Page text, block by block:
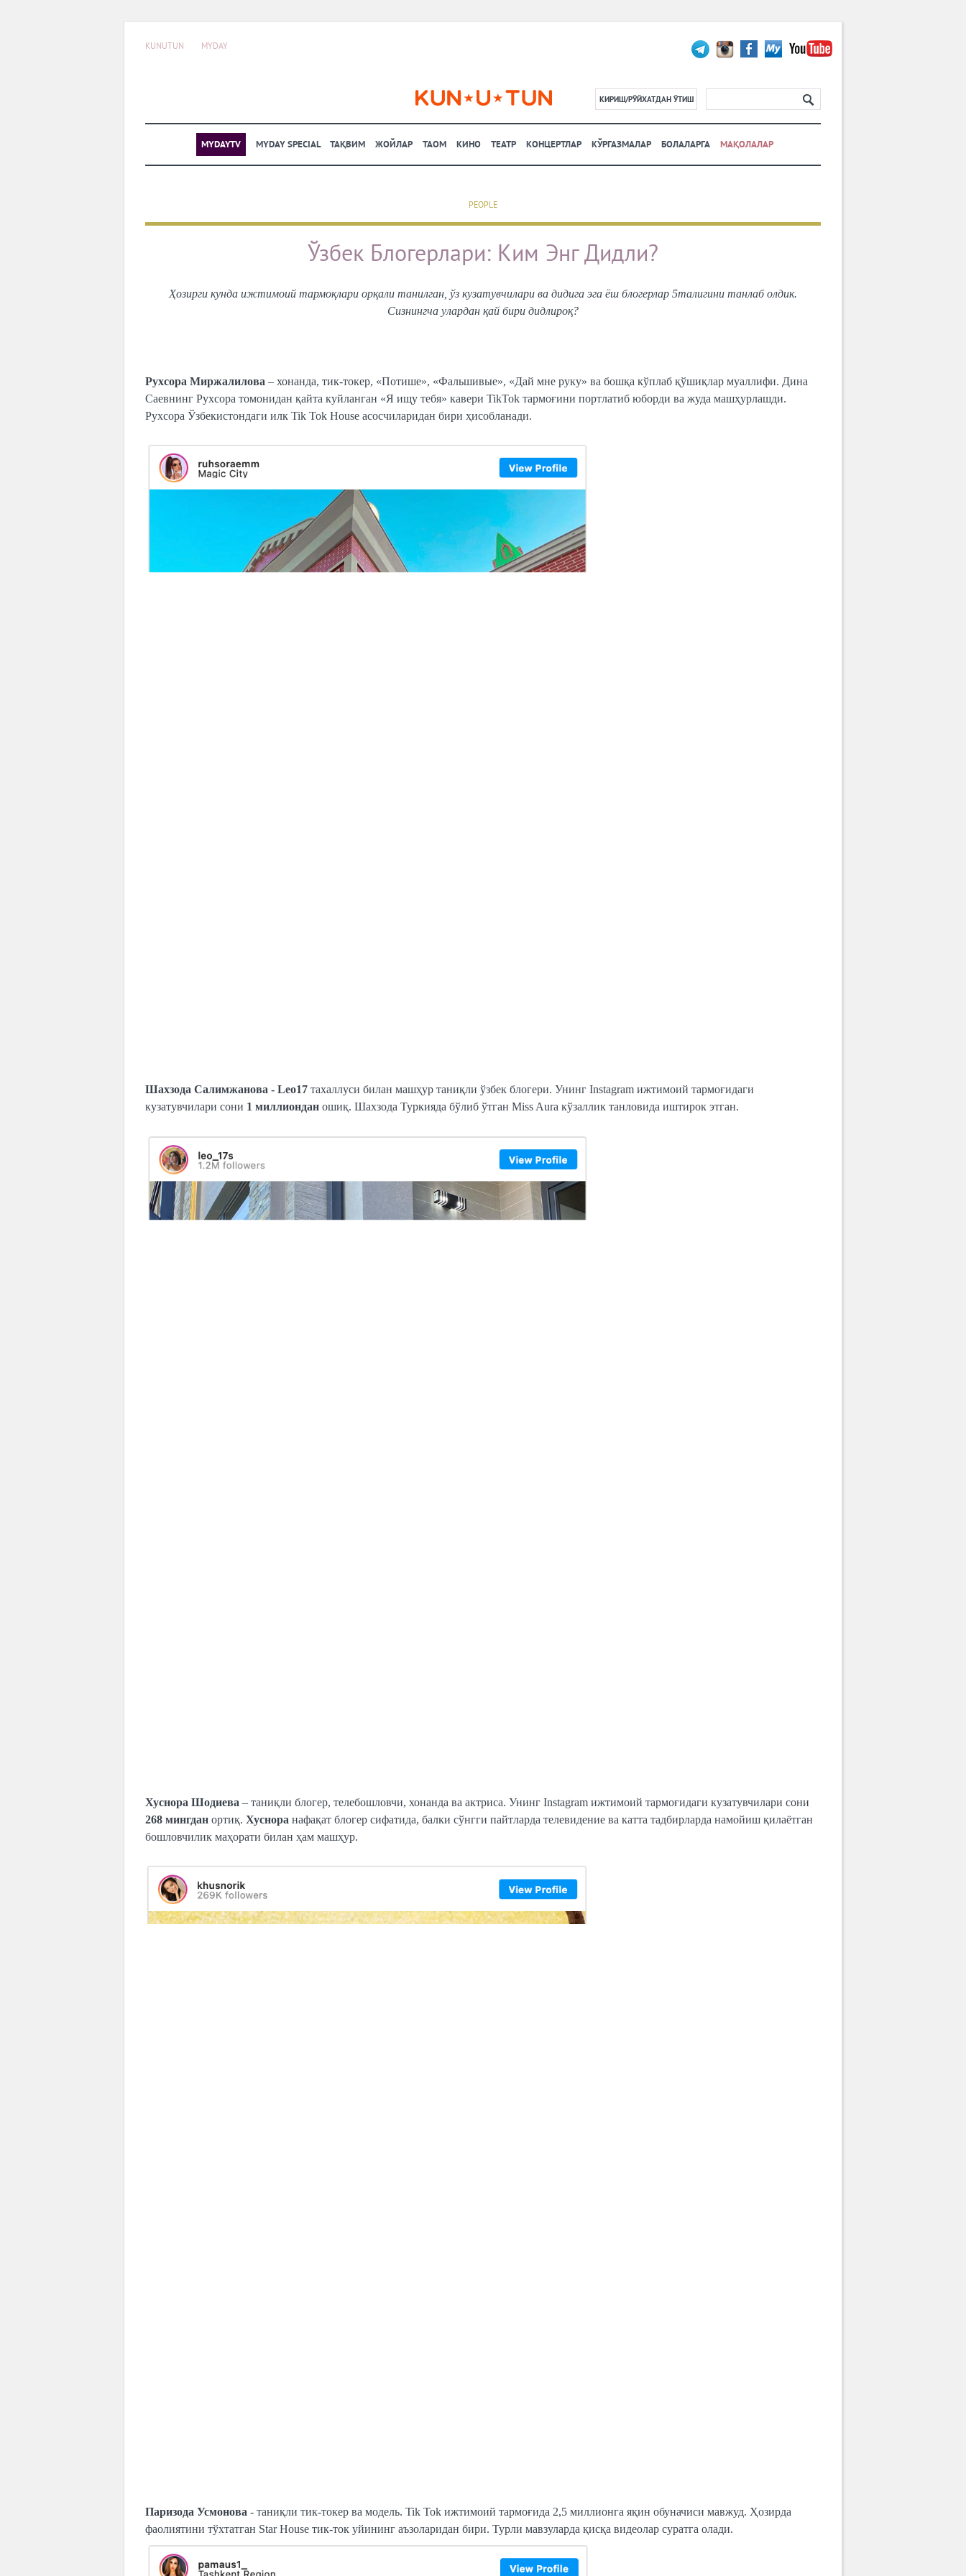
KUNUTUN MYDAY
КИРИШ/РЎЙХАТДАН ЎТИШ
MYDAYTV MYDAY SPECIAL ТАҚВИМ ЖОЙЛАР ТАОМ КИНО ТЕАТР КОНЦЕРТЛАР КЎРГАЗМАЛАР БОЛАЛАРГА МАҚОЛАЛАР
PEOPLE
Ўзбек Блогерлари: Ким Энг Дидли?
Ҳозирги кунда ижтимоий тармоқлари орқали танилган, ўз кузатувчилари ва дидига эга ёш блогерлар 5талигини танлаб олдик.
Сизнингча улардан қай бири дидлироқ?
Рухсора Миржалилова – хонанда, тик-токер, «Потише», «Фальшивые», «Дай мне руку» ва бошқа кўплаб қўшиқлар муаллифи. Дина
Саевнинг Рухсора томонидан қайта куйланган «Я ищу тебя» кавери TikTok тармоғини портлатиб юборди ва жуда машҳурлашди.
Рухсора Ўзбекистондаги илк Tik Tok House асосчиларидан бири ҳисобланади.
Шахзода Салимжанова - Leo17 тахаллуси билан машҳур таниқли ўзбек блогери. Унинг Instagram ижтимоий тармоғидаги
кузатувчилари сони 1 миллиондан ошиқ. Шахзода Туркияда бўлиб ўтган Miss Aura кўзаллик танловида иштирок этган.
Хуснора Шодиева – таниқли блогер, телебошловчи, хонанда ва актриса. Унинг Instagram ижтимоий тармоғидаги кузатувчилари сони
268 мингдан ортиқ. Хуснора нафақат блогер сифатида, балки сўнгги пайтларда телевидение ва катта тадбирларда намойиш қилаётган
бошловчилик маҳорати билан ҳам машҳур.
Паризода Усмонова - таниқли тик-токер ва модель. Tik Tok ижтимоий тармоғида 2,5 миллионга яқин обуначиси мавжуд. Ҳозирда
фаолиятини тўхтатган Star House тик-ток уйининг аъзоларидан бири. Турли мавзуларда қисқа видеолар суратга олади.